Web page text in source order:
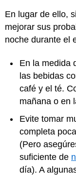
En lugar de ello,
mejorar sus
noche durante el
En la medida
las bebidas
café y el té.
mañana o en
Evite tomar
completa
(Pero
suficiente de
día). A